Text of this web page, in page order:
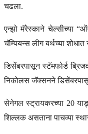
चढला.
एन्झो मॅरेस्काने चेल्सीच्या
चॅम्पियन्स लीग बर्थच्या
डिसेंबरपासून स्टॅमफोर्ड
निकोलस जॅक्सनने
सेनेगल स्ट्रायकरच्या 20
शिल्लक असताना पाचव्या